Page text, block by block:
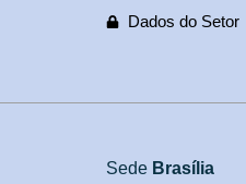
Dados do Setor
Sede Brasília